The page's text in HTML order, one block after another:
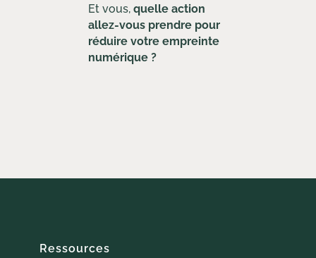
Et vous, quelle action
allez-vous prendre pour
réduire votre empreinte
numérique ?
Ressources